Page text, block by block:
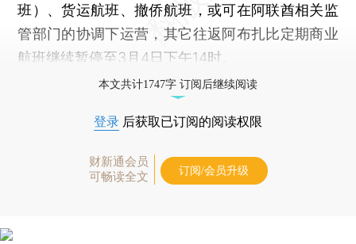
班）、货运航班、撤侨航班，或可在阿联酋相关监
管部门的协调下运营，其它往返阿布扎比定期商业
航班继续暂停至3月4日下午14时。
本文共计1747字 订阅后继续阅读
登录 后获取已订阅的阅读权限
财新通会员
可畅读全文
订阅/会员升级